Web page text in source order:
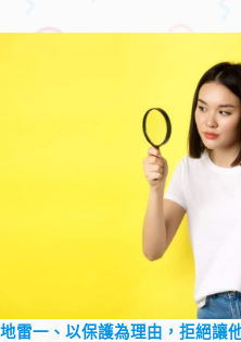
地雷一、以保護為理由，拒絕讓